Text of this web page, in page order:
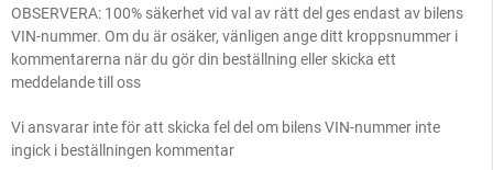
OBSERVERA: 100% säkerhet vid val av rätt del ges endast av bilens
VIN-nummer. Om du är osäker, vänligen ange ditt kroppsnummer i
kommentarerna när du gör din beställning eller skicka ett
meddelande till oss
Vi ansvarar inte för att skicka fel del om bilens VIN-nummer inte
ingick i beställningen kommentar